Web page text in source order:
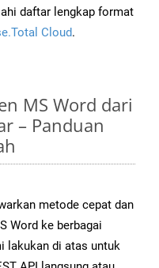
daftar lengkap format
Cloud.
MS Word dari
– Panduan
metode cepat dan
Word ke berbagai
lakukan di atas untuk